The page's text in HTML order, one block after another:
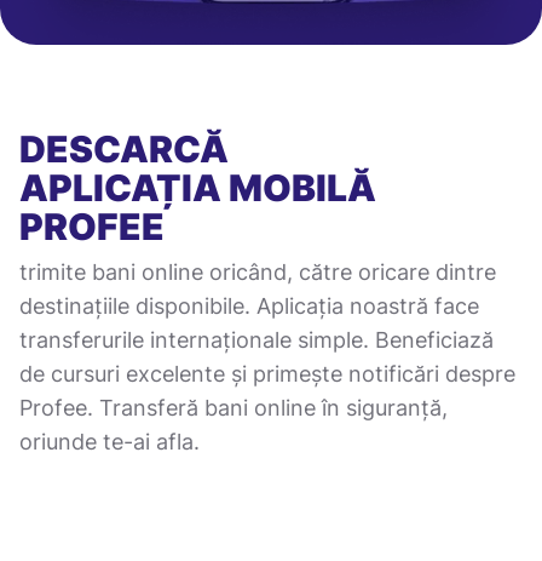
DESCARCĂ
APLICAȚIA MOBILĂ
PROFEE
trimite bani online oricând, către oricare dintre
destinațiile disponibile. Aplicația noastră face
transferurile internaționale simple. Beneficiază
de cursuri excelente și primește notificări despre
Profee. Transferă bani online în siguranță,
oriunde te-ai afla.